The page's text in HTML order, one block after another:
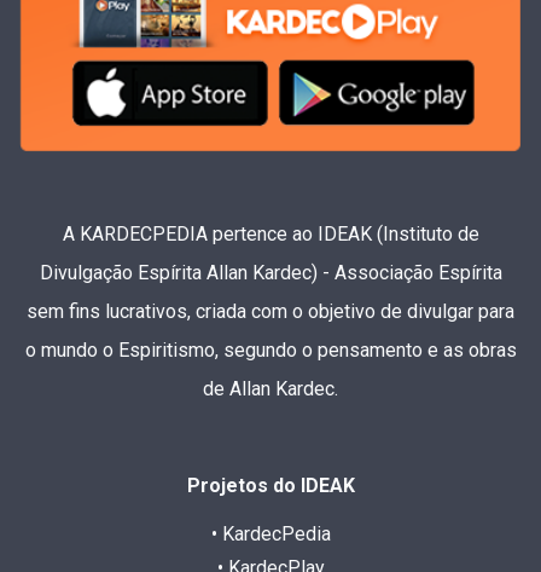
A KARDECPEDIA pertence ao IDEAK (Instituto de
Divulgação Espírita Allan Kardec) - Associação Espírita
sem fins lucrativos, criada com o objetivo de divulgar para
o mundo o Espiritismo, segundo o pensamento e as obras
de Allan Kardec.
Projetos do IDEAK
• KardecPedia